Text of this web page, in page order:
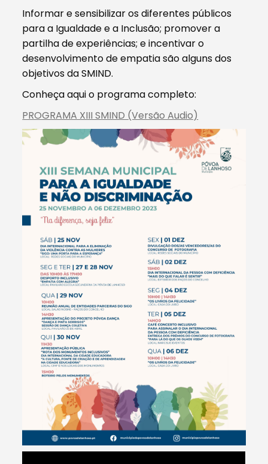
Informar e sensibilizar os diferentes públicos
para a Igualdade e a Inclusão; promover a
partilha de experiências; e incentivar o
desenvolvimento de empatia são alguns dos
objetivos da SMIND.
Conheça aqui o programa completo:
PROGRAMA XIII SMIND (Versão Audio)